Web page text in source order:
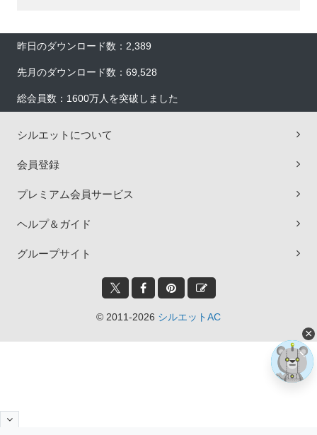
昨日のダウンロード数：2,389
先月のダウンロード数：69,528
総会員数：1600万人を突破しました
シルエットについて
会員登録
プレミアム会員サービス
ヘルプ＆ガイド
グループサイト
© 2011-2026 シルエットAC
×